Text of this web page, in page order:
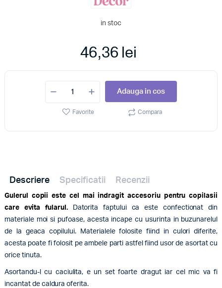
in stoc
46,36 lei
Adauga in cos
Favorite Compara
Descriere Specificatii Recenzii
Gulerul copii este cel mai indragit accesoriu pentru copilasii
care evita fularul.
Datorita faptului ca este confectionat din
materiale moi si pufoase, acesta incape cu usurinta in buzunarelul
de la geaca copilului. Materialele folosite fiind in culori diferite,
acesta poate fi folosit pe ambele parti astfel fiind usor de asortat cu
orice tinuta.
Asortandu-l cu caciulita, e un set foarte dragut iar cel mic va fi
incantat de caldura oferita.